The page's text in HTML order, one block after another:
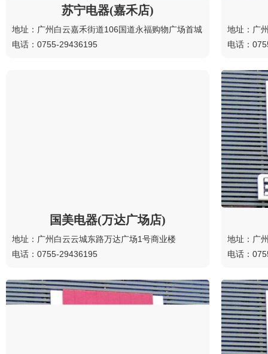
苏宁电器(嘉禾店)
地址：广州白云嘉禾街道106国道永福购物广场首城
电话：0755-29436195
地址：广
电话：
国美电器(万达广场店)
地址：广州白云云城东路万达广场1号商业楼
电话：0755-29436195
地址：广
电话：